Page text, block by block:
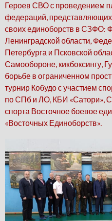
Героев СВО с проведением
федераций,
своих единоборств в СЗФО:
Ленинградской области,
Петербурга и Псковской
Самообороне, кикбоксингу,
борьбе в ограниченном
турнир Кобудо с участием
по СПб и ЛО, КБИ «Сатори»,
спорта Восточное боевое
«Восточных Единоборств».